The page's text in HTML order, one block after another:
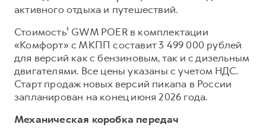
Сервис для корпоративных клиентов
HAVAL Лизинг
АКСЕССУАРЫ HAVAL
Автомобильные аксессуары
Коллекция CITY
АКСЕССУАРЫ HAVAL
Автомобильные аксессуары
Коллекция CITY
Коллекция Базовая
Коллекция Детская
активного отдыха и путешествий.
Стоимость¹ GWM POER в комплектации
«Комфорт» с МКПП составит 3 499 000 рублей
для версий как с бензиновым, так и с дизельным
двигателями. Все цены указаны с учетом НДС.
Старт продаж новых версий пикапа в России
запланирован на конец июня 2026 года.
Механическая коробка передач